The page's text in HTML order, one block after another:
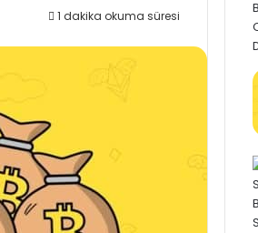
1 dakika okuma süresi